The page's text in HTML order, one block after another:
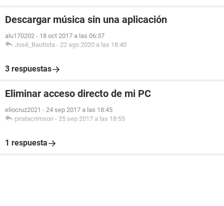
Descargar música sin una aplicación
alu170202 - 18 oct 2017 a las 06:37
José_Bautista - 22 ago 2020 a las 18:40
3 respuestas
Eliminar acceso directo de mi PC
eliocruz2021 - 24 sep 2017 a las 18:45
piratacrimson - 25 sep 2017 a las 18:55
1 respuesta